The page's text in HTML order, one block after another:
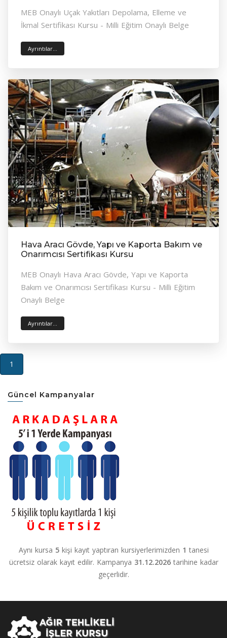
MEB Onaylı Uçak Yakıtları Depolama, Elleme ve
İkmal Sertifikası Kursu - Milli Eğitim Onaylı Belge
Ayrıntılar...
Hava Aracı Gövde, Yapı ve Kaporta Bakım ve
Onarımcısı Sertifikası Kursu
MEB Onaylı Hava Aracı Gövde, Yapı ve Kaporta
Bakım ve Onarımcısı Sertifikası Kursu - Milli Eğitim
Onaylı Belge
Ayrıntılar...
1
Güncel Kampanyalar
Aynı kursa 5kişi kayıt yaptıran kursiyerlerimizden 1 tanesi
ücretsiz olarak kayıt edilir. Kampanya 31.12.2026tarihine kadar
geçerlidir.